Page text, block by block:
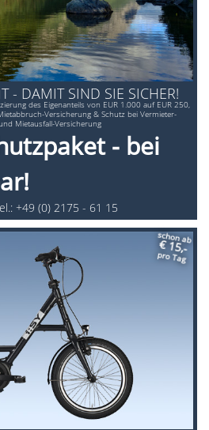
- DAMIT SIND SIE SICHER!
des Eigenanteils von EUR 1.000 auf EUR 250,
Versicherung & Schutz bei Vermieter-
Mietausfall-Versicherung
- bei
+49 (0) 2175 - 61 15
schon ab
€ 15,-
pro Tag